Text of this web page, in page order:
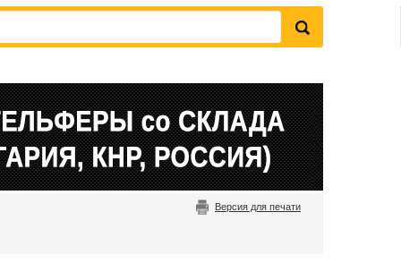
Версия для печати